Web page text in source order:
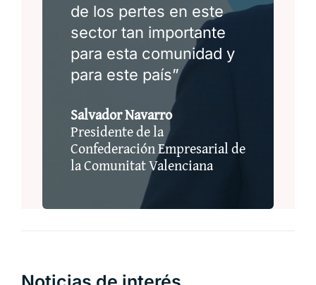
de los pertes en este
sector tan importante
para esta comunidad y
para este país”
Salvador Navarro
Presidente de la
Confederación Empresarial de
la Comunitat Valenciana